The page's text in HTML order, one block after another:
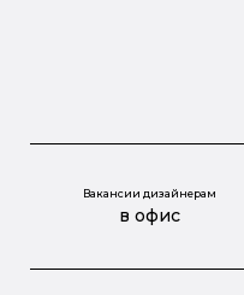
Вакансии дизайнерам
в офис